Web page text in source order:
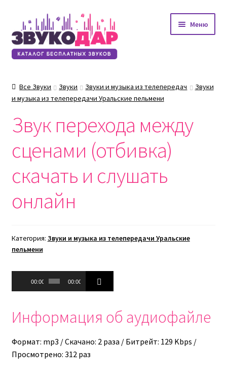
Перейти
к
навигации
Перейти
к
содержимому
Меню
Все Звуки Звуки Звуки и музыка из телепередач
Звуки
и музыка из телепередачи Уральские пельмени
Звук перехода между
сценами (отбивка)
скачать и слушать
онлайн
Категория: Звуки и музыка из телепередачи Уральские
пельмени
Аудиоплеер
00:00 00:00
Информация об аудиофайле
Формат: mp3 / Скачано: 2 раза / Битрейт: 129 Kbps /
Просмотрено: 312 раз